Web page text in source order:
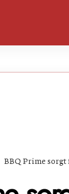
BBQ Prime sorgt